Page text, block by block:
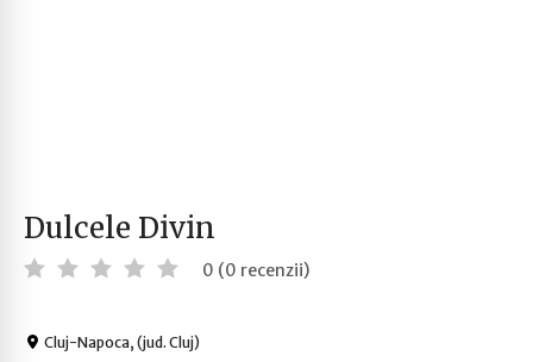
Dulcele Divin
0 (0 recenzii)
Cluj-Napoca, (jud. Cluj)